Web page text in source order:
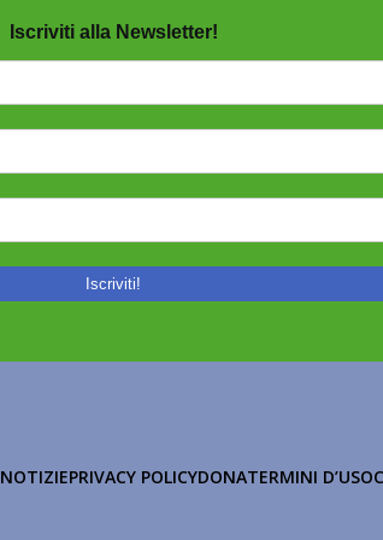
Iscriviti alla Newsletter!
NOTIZIEPRIVACY POLICYDONATERMINI D’USO